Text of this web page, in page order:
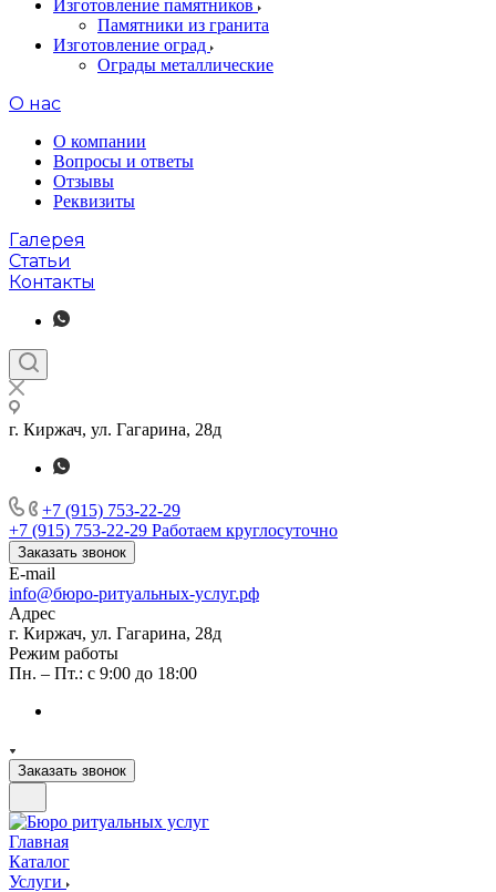
Изготовление памятников
Памятники из гранита
Изготовление оград
Ограды металлические
О нас
О компании
Вопросы и ответы
Отзывы
Реквизиты
Галерея
Статьи
Контакты
г. Киржач, ул. Гагарина, 28д
+7 (915) 753-22-29
+7 (915) 753-22-29 Работаем круглосуточно
Заказать звонок
E-mail
info@бюро-ритуальных-услуг.рф
Адрес
г. Киржач, ул. Гагарина, 28д
Режим работы
Пн. – Пт.: с 9:00 до 18:00
Заказать звонок
Главная
Каталог
Услуги